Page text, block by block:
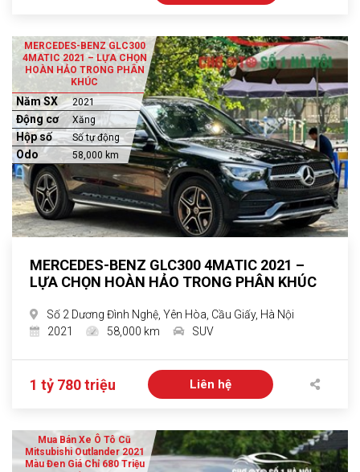
MERCEDES-BENZ GLC300
4MATIC 2021 – LỰA CHỌN
HOÀN HẢO TRONG PHÂN
KHÚC
Năm SX 2021
Động cơ Xăng
Hộp số Số tự động
Odo 58,000 km
MERCEDES-BENZ GLC300 4MATIC 2021 –
LỰA CHỌN HOÀN HẢO TRONG PHÂN KHÚC
Số 2 Dương Đình Nghệ, Yên Hòa, Cầu Giấy, Hà Nội
2021
58,000 km SUV
1 tỷ 780 triệu Liên hệ
Mua Bán Xe Ô Tô Cũ
Mitsubishi Outlander 2021
Màu Đen Giá Chỉ 680 Triệu